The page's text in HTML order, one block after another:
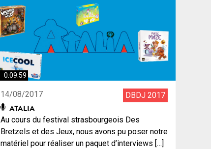
0:09:59
14/08/2017 DBDJ 2017
ATALIA
Au cours du festival strasbourgeois Des
Bretzels et des Jeux, nous avons pu poser notre
matériel pour réaliser un paquet d’interviews […]